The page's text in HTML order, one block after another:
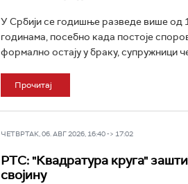
У Србији се годишње разведе више од
годинама, посебно када постоје
формално остају у браку, супружници
Прочитај
ЧЕТВРТАК, 06. АВГ 2026, 16:40 -> 17:02
РТС: "Квадратура круга"
својину